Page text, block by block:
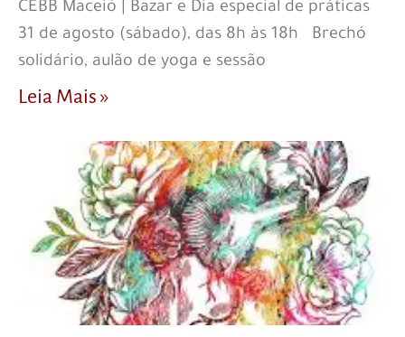
CEBB Maceió | Bazar e Dia especial de práticas
31 de agosto (sábado), das 8h às 18h Brechó
solidário, aulão de yoga e sessão
Leia Mais »